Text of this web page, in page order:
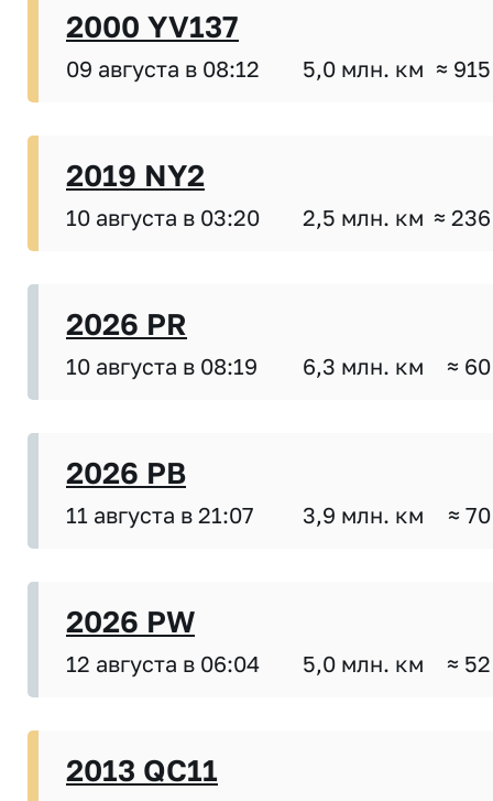
2000 YV137
09 августа в 08:12 5,0 млн. км ≈
2019 NY2
10 августа в 03:20 2,5 млн. км ≈
2026 PR
10 августа в 08:19 6,3 млн. км ≈
2026 PB
11 августа в 21:07 3,9 млн. км ≈
2026 PW
12 августа в 06:04 5,0 млн. км ≈
2013 QC11